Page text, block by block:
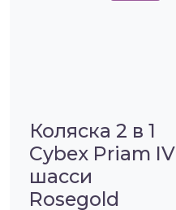
Коляска 2 в 1
Cybex Priam IV
шасси
Rosegold